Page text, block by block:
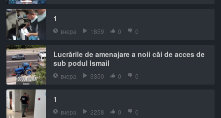
1
вчера 1859 0 0
Lucrările de amenajare a noii căi de acces de
sub podul Ismail
вчера 3350 0 0
1
вчера 2258 0 0